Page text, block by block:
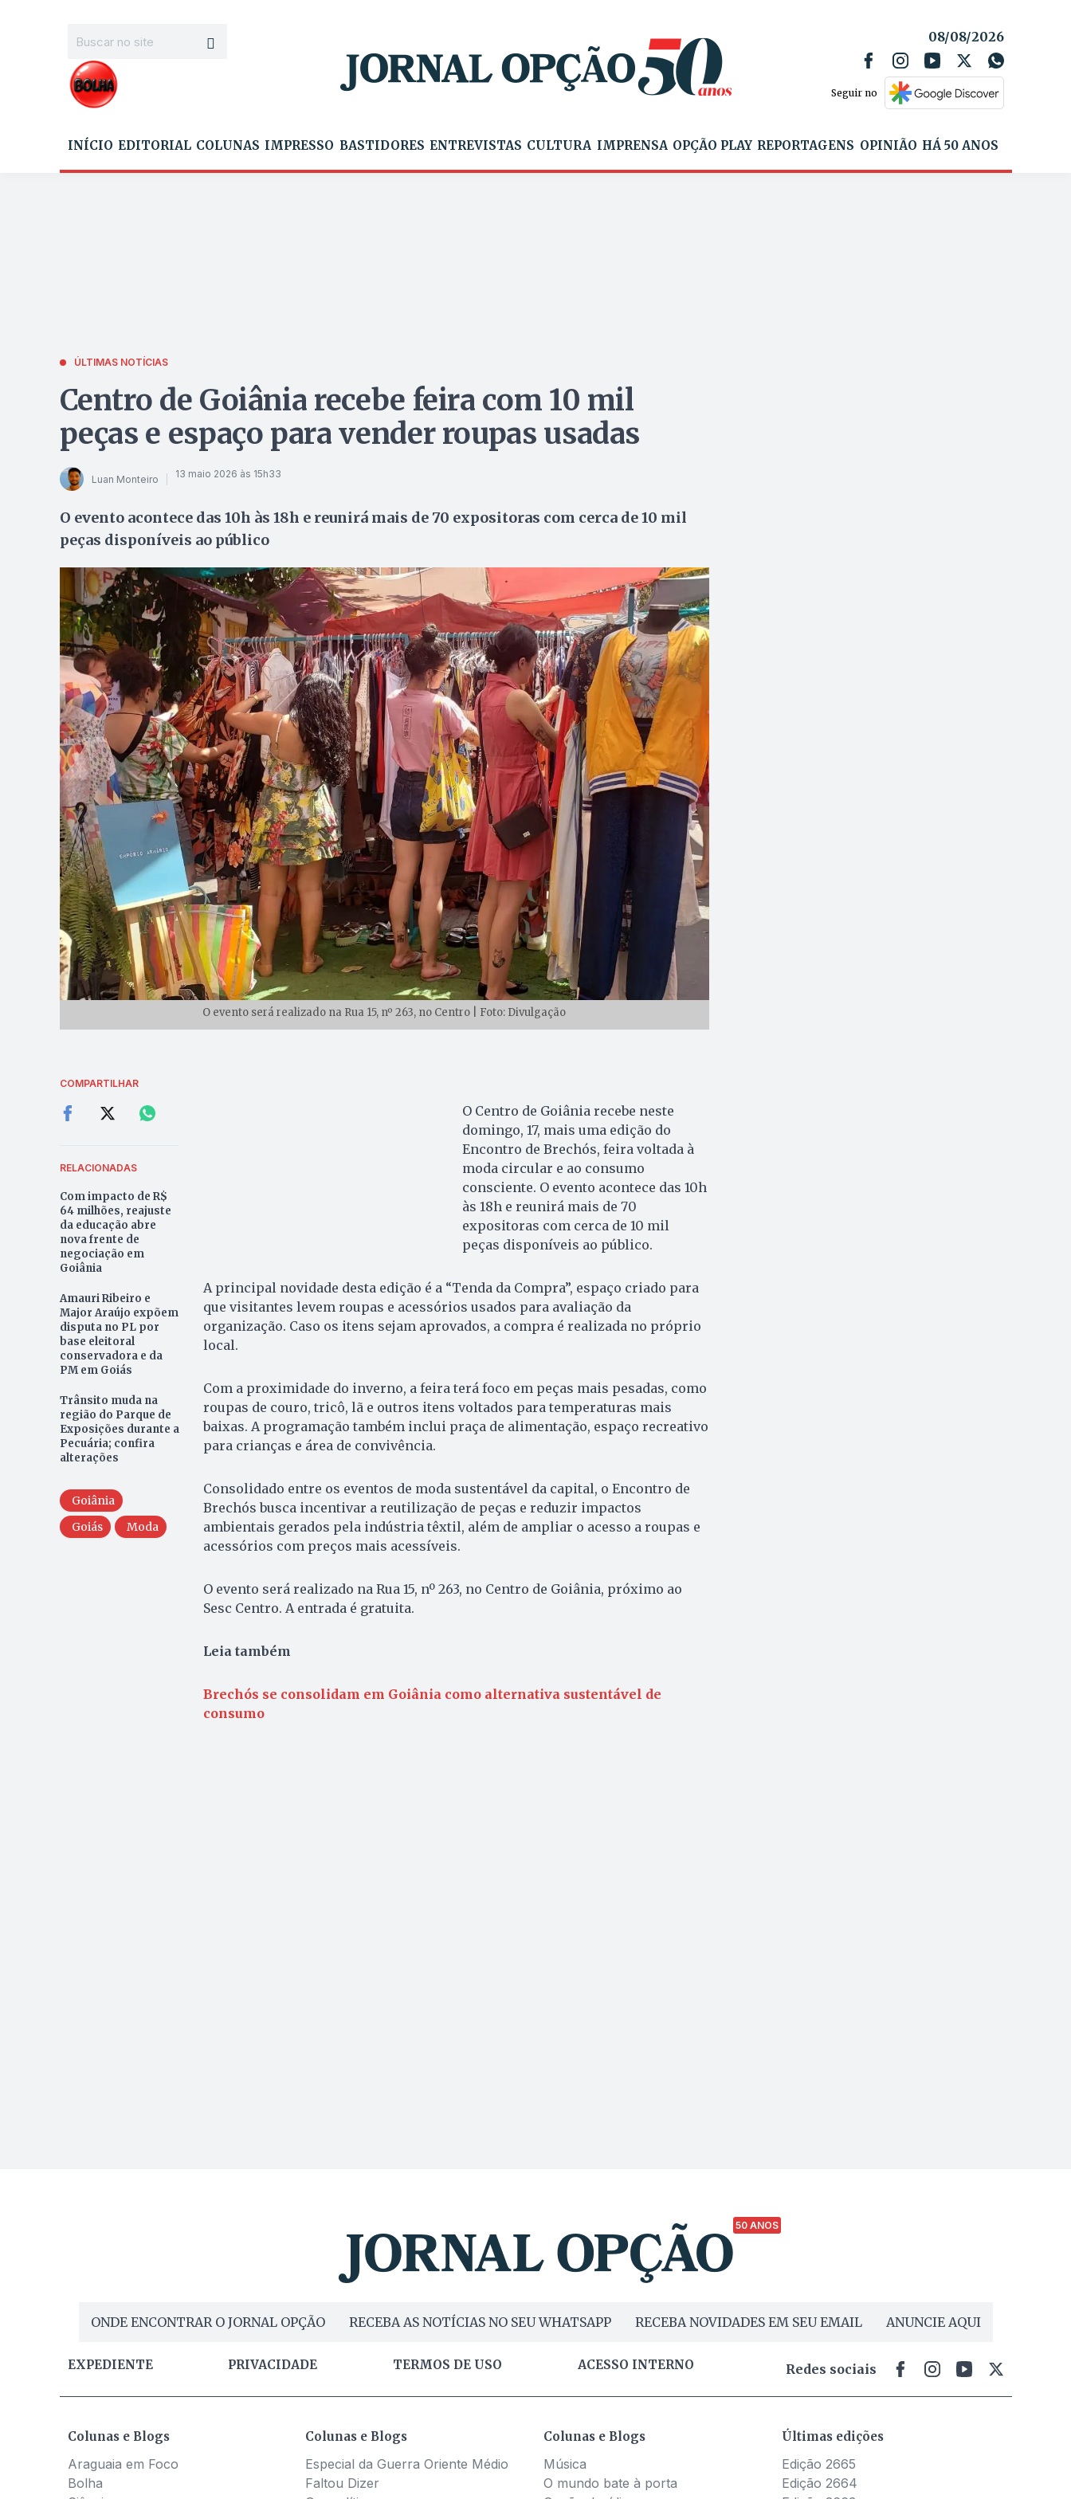
08/08/2026
Seguir no
INÍCIO EDITORIAL COLUNAS IMPRESSO BASTIDORES ENTREVISTAS CULTURA IMPRENSA OPÇÃO PLAY REPORTAGENS OPINIÃO HÁ 50 ANOS
ÚLTIMAS NOTÍCIAS
Centro de Goiânia recebe feira com 10 mil
peças e espaço para vender roupas usadas
Luan Monteiro 13 maio 2026 às 15h33
O evento acontece das 10h às 18h e reunirá mais de 70 expositoras com cerca de 10 mil
peças disponíveis ao público
O evento será realizado na Rua 15, nº 263, no Centro | Foto: Divulgação
COMPARTILHAR
RELACIONADAS
Com impacto de R$
64 milhões, reajuste
da educação abre
nova frente de
negociação em
Goiânia
Amauri Ribeiro e
Major Araújo expõem
disputa no PL por
base eleitoral
conservadora e da
PM em Goiás
Trânsito muda na
região do Parque de
Exposições durante a
Pecuária; confira
alterações
Goiânia
Goiás
Moda
O Centro de Goiânia recebe neste
domingo, 17, mais uma edição do
Encontro de Brechós, feira voltada à
moda circular e ao consumo
consciente. O evento acontece das 10h
às 18h e reunirá mais de 70
expositoras com cerca de 10 mil
peças disponíveis ao público.
A principal novidade desta edição é a “Tenda da Compra”, espaço criado para
que visitantes levem roupas e acessórios usados para avaliação da
organização. Caso os itens sejam aprovados, a compra é realizada no próprio
local.
Com a proximidade do inverno, a feira terá foco em peças mais pesadas, como
roupas de couro, tricô, lã e outros itens voltados para temperaturas mais
baixas. A programação também inclui praça de alimentação, espaço recreativo
para crianças e área de convivência.
Consolidado entre os eventos de moda sustentável da capital, o Encontro de
Brechós busca incentivar a reutilização de peças e reduzir impactos
ambientais gerados pela indústria têxtil, além de ampliar o acesso a roupas e
acessórios com preços mais acessíveis.
O evento será realizado na Rua 15, nº 263, no Centro de Goiânia, próximo ao
Sesc Centro. A entrada é gratuita.
Leia também
Brechós se consolidam em Goiânia como alternativa sustentável de
consumo
50 ANOS
ONDE ENCONTRAR O JORNAL OPÇÃO RECEBA AS NOTÍCIAS NO SEU WHATSAPP RECEBA NOVIDADES EM SEU EMAIL ANUNCIE AQUI
EXPEDIENTE PRIVACIDADE TERMOS DE USO ACESSO INTERNO Redes sociais
Colunas e Blogs
Araguaia em Foco
Bolha
Colunas e Blogs
Especial da Guerra Oriente Médio
Faltou Dizer
Colunas e Blogs
Música
O mundo bate à porta
Últimas edições
Edição 2665
Edição 2664